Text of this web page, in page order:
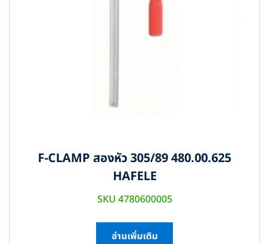
F-CLAMP สองหัว 305/89 480.00.625
HAFELE
SKU 4780600005
อ่านเพิ่มเติม